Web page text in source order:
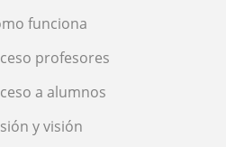
funciona
profesores
a alumnos
y visión